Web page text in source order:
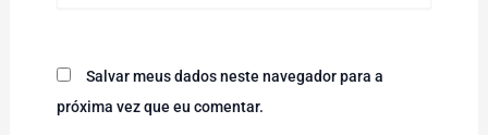
Salvar meus dados neste navegador para a
próxima vez que eu comentar.